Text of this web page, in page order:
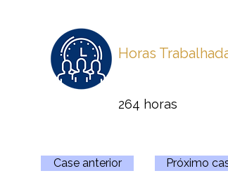
Horas
264 horas
Case anterior Próximo